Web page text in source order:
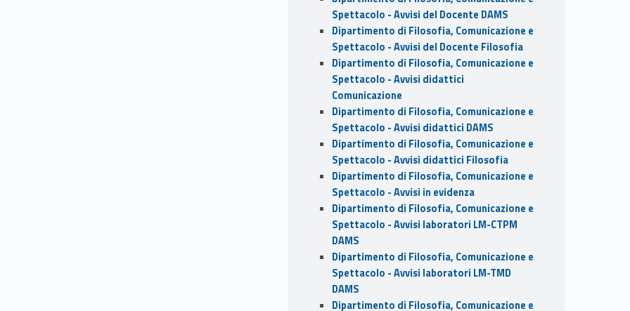
Spettacolo - Avvisi del Docente DAMS
Dipartimento di Filosofia, Comunicazione e
Spettacolo - Avvisi del Docente Filosofia
Dipartimento di Filosofia, Comunicazione e
Spettacolo - Avvisi didattici
Comunicazione
Dipartimento di Filosofia, Comunicazione e
Spettacolo - Avvisi didattici DAMS
Dipartimento di Filosofia, Comunicazione e
Spettacolo - Avvisi didattici Filosofia
Dipartimento di Filosofia, Comunicazione e
Spettacolo - Avvisi in evidenza
Dipartimento di Filosofia, Comunicazione e
Spettacolo - Avvisi laboratori LM-CTPM
DAMS
Dipartimento di Filosofia, Comunicazione e
Spettacolo - Avvisi laboratori LM-TMD
DAMS
Dipartimento di Filosofia, Comunicazione e